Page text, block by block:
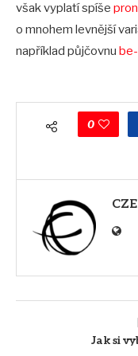
však vyplatí spíše
o mnohem levnější
například půjčovnu
0
Jak si